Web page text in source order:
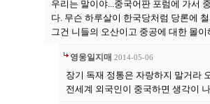
우리는 말이야...중국어판 포럼에 가서
다. 무슨 하루살이 한국당처럼 당론에
그건 니들의 오산이고 중공에 대한 몰이
영웅일지매 2014-05-06
장기 독재 정통은 자랑하지 말거라
전세계 외국인이 중국하면 생각이